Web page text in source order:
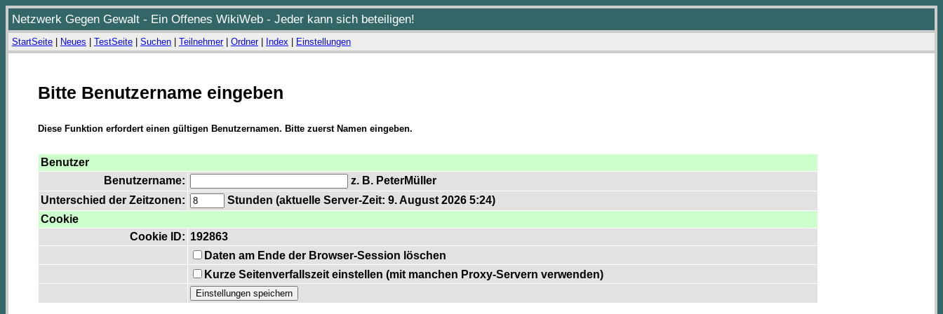
Netzwerk Gegen Gewalt - Ein Offenes WikiWeb - Jeder kann sich beteiligen!
StartSeite Neues TestSeite Suchen Teilnehmer| Ordner| Index Einstellungen
Bitte Benutzername eingeben
Diese Funktion erfordert einen gültigen Benutzernamen. Bitte zuerst Namen eingeben.
Benutzer
Benutzername:
z. B. PeterMüller
Unterschied der Zeitzonen:
Stunden (aktuelle Server-Zeit: 9. August 2026 5:24)
Cookie
Cookie ID: 192863
Daten am Ende der Browser-Session löschen
Kurze Seitenverfallszeit einstellen (mit manchen Proxy-Servern verwenden)